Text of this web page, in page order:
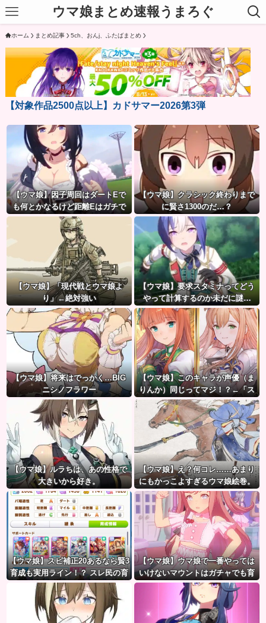
ウマ娘まとめ速報うまろぐ
ホーム まとめ記事 5ch、おんj、ふたばまとめ
【対象作品2500点以上】カドサマー2026第3弾
【ウマ娘】因子周回はダートEで
も何とかなるけど距離Eはガチで
無理ゲー
【ウマ娘】クラシック終わりまで
に賢さ1300のだ…？
【ウマ娘】「現代戦とウマ娘よ
り」←絶対強い
【ウマ娘】要求スタミナってどう
やって計算するのか未だに謎…
【ウマ娘】将来はでっかく…BIG
ニシノフラワー
【ウマ娘】このキャラが声優（ま
りんか）同じってマジ！？←「ス
ズカさんみたいな演技の方がレア
だと聞いて驚いたよ」
【ウマ娘】ルラちは、あの性格で
大きいから好き。
【ウマ娘】え？何コレ……あまり
にもかっこよすぎるウマ娘絵巻。
【ウマ娘】スピ補正20あるなら賢3
育成も実用ライン！？ スレ民の育
成した夏ドーベルが仕上がりつつ
ある件
【ウマ娘】ウマ娘で一番やっては
いけないマウントはガチャでも育
成でもグッズでもなく、これ。